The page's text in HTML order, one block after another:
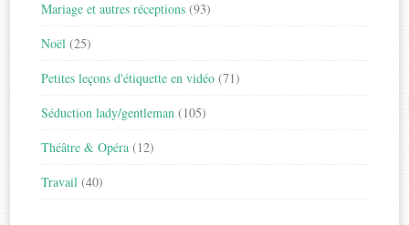
Mariage et autres réceptions (93)
Noël (25)
Petites leçons d'étiquette en vidéo (71)
Séduction lady/gentleman (105)
Théâtre & Opéra (12)
Travail (40)